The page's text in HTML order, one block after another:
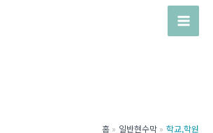
Main
홈 일반현수막 학교,학원